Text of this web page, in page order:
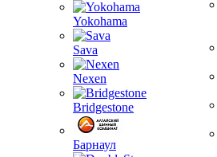
Yokohama
Sava
Nexen
Bridgestone
Барнаул